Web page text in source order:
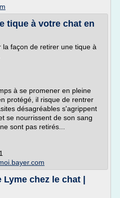
tique à votre chat en
la façon de retirer une tique à
à se promener en pleine
protégé, il risque de rentrer
désagréables s'agrippent
se nourrissent de son sang
sont pas retirés...
chez le chat |